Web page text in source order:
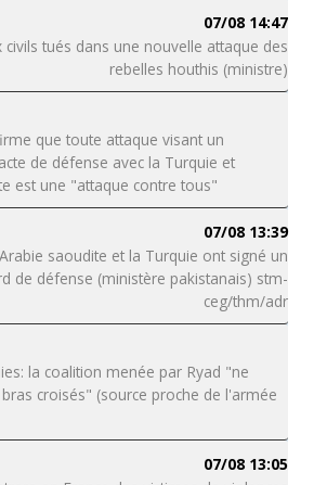
07/08 14:47
civils tués dans une nouvelle attaque des
rebelles houthis (ministre)
que toute attaque visant un
de défense avec la Turquie et
est une "attaque contre tous"
07/08 13:39
saoudite et la Turquie ont signé un
de défense (ministère pakistanais) stm-
ceg/thm/adr
la coalition menée par Ryad "ne
croisés" (source proche de l'armée
07/08 13:05